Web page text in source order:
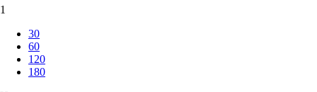
1
30
60
120
180